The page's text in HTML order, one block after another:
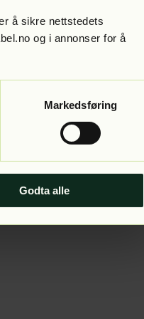
å sikre nettstedets
og i annonser for å
Markedsføring
Godta alle